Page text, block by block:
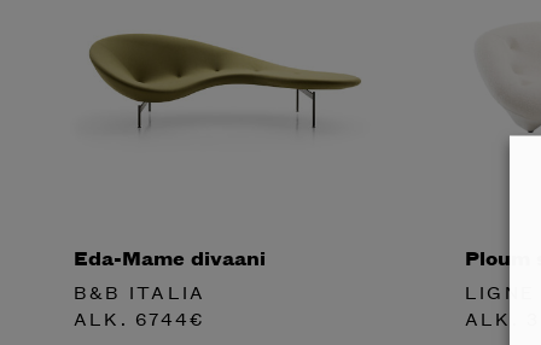
Eda-Mame divaani
B&B ITALIA
ALK. 6744 €
Ploum
LIGNE
ALK.